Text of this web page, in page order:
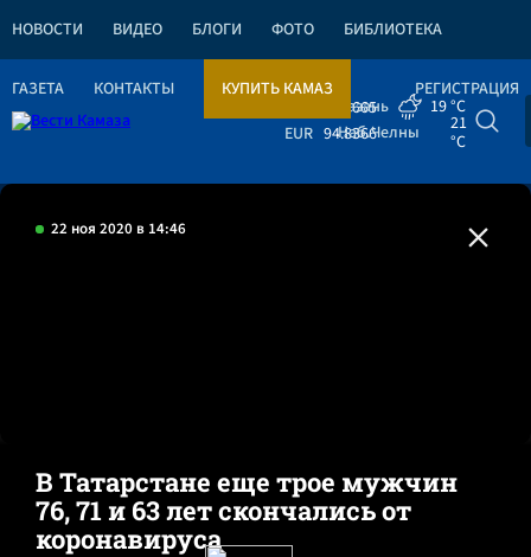
НОВОСТИ ВИДЕО БЛОГИ ФОТО БИБЛИОТЕКА
ГАЗЕТА КОНТАКТЫ КУПИТЬ КАМАЗ
РЕГИСТРАЦИЯ
82.1665
EUR 94.8366
Казань
19 °C
Наб.Челны
21
°C
22 ноя 2020 в 14:46
В Татарстане еще трое мужчин
76, 71 и 63 лет скончались от
коронавируса